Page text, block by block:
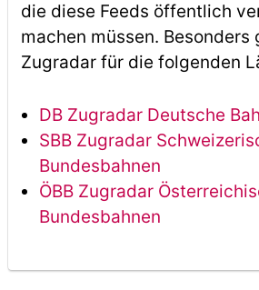
die diese Feeds öffentlich
machen müssen.
Zugradar für die folgenden
DB Zugradar Deutsche
SBB Zugradar
Bundesbahnen
ÖBB Zugradar
Bundesbahnen